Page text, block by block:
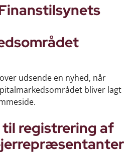
udsende en nyhed, når
bliver lagt
registrering af